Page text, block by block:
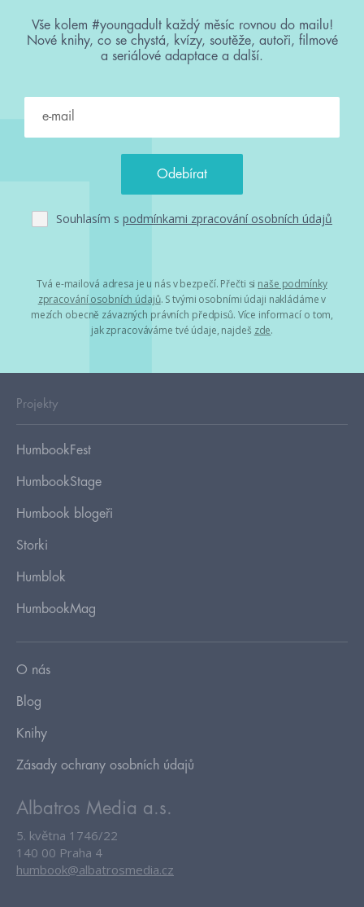
Vše kolem #youngadult každý měsíc rovnou do mailu!
Nové knihy, co se chystá, kvízy, soutěže, autoři, filmové
a seriálové adaptace a další.
Souhlasím s podmínkami zpracování osobních údajů
Tvá e-mailová adresa je u nás v bezpečí. Přečti si naše podmínky
zpracování osobních údajů. S tvými osobními údaji nakládáme v
mezích obecně závazných právních předpisů. Více informací o tom,
jak zpracováváme tvé údaje, najdeš zde.
Projekty
HumbookFest
HumbookStage
Humbook blogeři
Storki
Humblok
HumbookMag
O nás
Blog
Knihy
Zásady ochrany osobních údajů
Albatros Media a.s.
5. května 1746/22
140 00 Praha 4
humbook@albatrosmedia.cz